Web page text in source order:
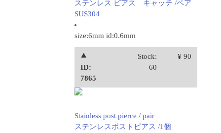
ステンレス ピアス キャッチ /ペア
SUS304
size:6mm id:0.6mm
⯅
ID:
7865
Stock:
60
¥ 90
Stainless post pierce / pair
ステンレスポストピアス /1個